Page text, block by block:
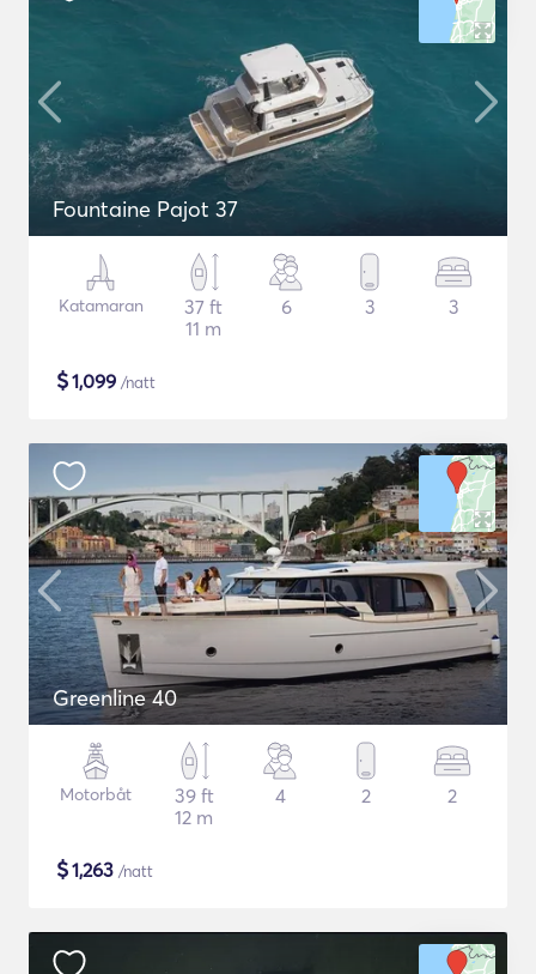
Fountaine Pajot 37
Katamaran
37 ft
11 m
6 3 3
$1,099 /natt
Greenline 40
Motorbåt
39 ft
12 m
4 2 2
$1,263 /natt